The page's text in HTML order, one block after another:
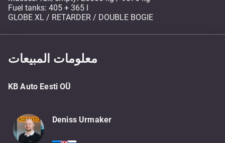
Fuel tanks: 405 + 365 l
GLOBE XL / RETARDER / DOUBLE BOGIE
معلومات المبيعات
KB Auto Eesti OÜ
Deniss Urmaker